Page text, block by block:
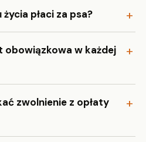
płaci za psa?
obowiązkowa w każdej
zwolnienie z opłaty